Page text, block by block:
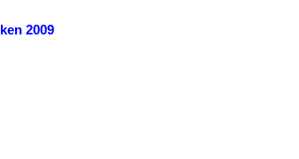
2009